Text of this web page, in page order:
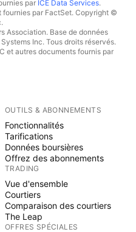
par ICE Data Services.
fournies par FactSet. Copyright ©
Association. Base de données
Inc. Tous droits réservés.
et autres documents fournis par
OUTILS & ABONNEMENTS
Fonctionnalités
Tarifications
Données boursières
Offrez des abonnements
TRADING
Vue d'ensemble
Courtiers
Comparaison des courtiers
The Leap
OFFRES SPÉCIALES